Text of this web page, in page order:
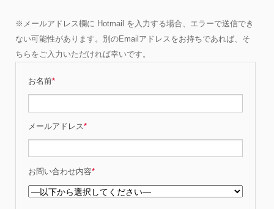
※メールアドレス欄に Hotmail を入力する場合、エラーで送信でき
ない可能性があります。別のEmailアドレスをお持ちであれば、そ
ちらをご入力いただければ幸いです。
お名前*
メールアドレス*
お問い合わせ内容*